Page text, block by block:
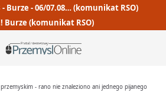
- Burze - 06/07.08… (komunikat RSO)
Burze (komunikat RSO)
- rano nie znaleziono ani jednego pijanego